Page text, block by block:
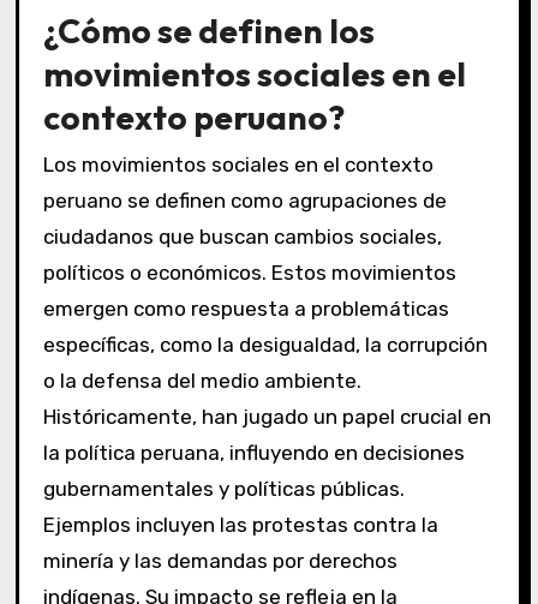
¿Cómo se definen los
movimientos sociales en el
contexto peruano?
Los movimientos sociales en el contexto
peruano se definen como agrupaciones de
ciudadanos que buscan cambios sociales,
políticos o económicos. Estos movimientos
emergen como respuesta a problemáticas
específicas, como la desigualdad, la corrupción
o la defensa del medio ambiente.
Históricamente, han jugado un papel crucial en
la política peruana, influyendo en decisiones
gubernamentales y políticas públicas.
Ejemplos incluyen las protestas contra la
minería y las demandas por derechos
indígenas. Su impacto se refleja en la